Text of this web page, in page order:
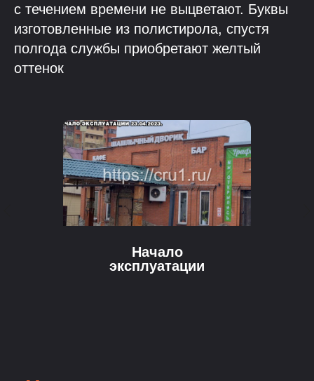
с течением времени не выцветают. Буквы
изготовленные из полистирола, спустя
полгода службы приобретают желтый
оттенок
Начало
эксплуатации